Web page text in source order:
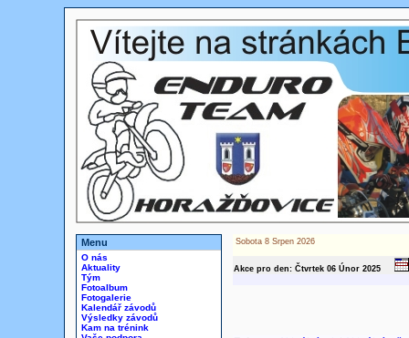
Menu
O nás
Aktuality
Tým
Fotoalbum
Fotogalerie
Kalendář závodů
Výsledky závodů
Kam na trénink
Sobota 8 Srpen 2026
Akce pro den: Čtvrtek 06 Únor2025